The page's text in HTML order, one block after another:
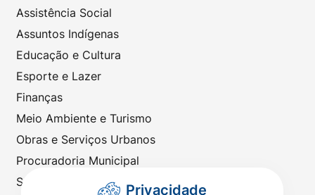
Assistência Social
Assuntos Indígenas
Educação e Cultura
Esporte e Lazer
Finanças
Meio Ambiente e Turismo
Obras e Serviços Urbanos
Procuradoria Municipal
Saúde
Privacidade